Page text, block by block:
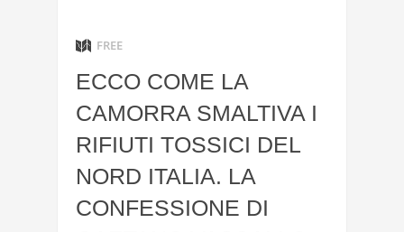
FREE
ECCO COME LA
CAMORRA SMALTIVA I
RIFIUTI TOSSICI DEL
NORD ITALIA. LA
CONFESSIONE DI